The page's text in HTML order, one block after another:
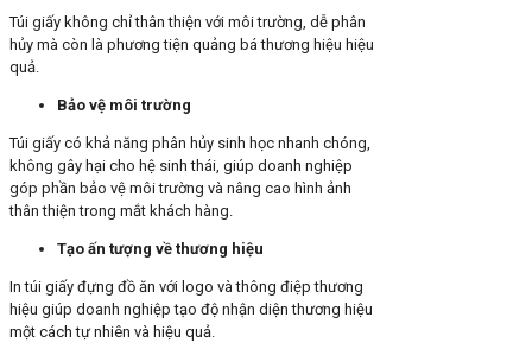
Túi giấy không chỉ thân thiện với môi trường, dễ phân
hủy mà còn là phương tiện quảng bá thương hiệu hiệu
quả.
Bảo vệ môi trường
Túi giấy có khả năng phân hủy sinh học nhanh chóng,
không gây hại cho hệ sinh thái, giúp doanh nghiệp
góp phần bảo vệ môi trường và nâng cao hình ảnh
thân thiện trong mắt khách hàng.
Tạo ấn tượng về thương hiệu
In túi giấy đựng đồ ăn với logo và thông điệp thương
hiệu giúp doanh nghiệp tạo độ nhận diện thương hiệu
một cách tự nhiên và hiệu quả.